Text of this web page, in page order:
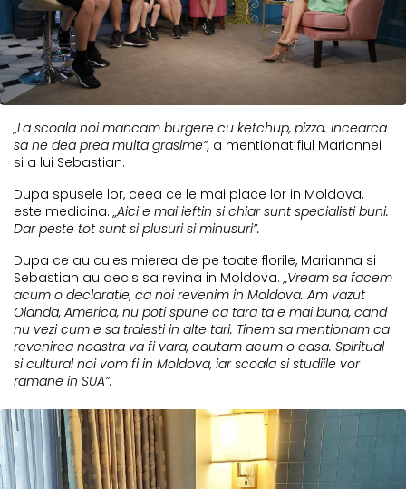
„La scoala noi mancam burgere cu ketchup, pizza. Incearca
sa ne dea prea multa grasime”, a mentionat fiul Mariannei
si a lui Sebastian.
Dupa spusele lor, ceea ce le mai place lor in Moldova,
este medicina.„Aici e mai ieftin si chiar sunt specialisti buni.
Dar peste tot sunt si plusuri si minusuri”.
Dupa ce au cules mierea de pe toate florile, Marianna si
Sebastian au decis sa revina in Moldova.„Vream sa facem
acum o declaratie, ca noi revenim in Moldova. Am vazut
Olanda, America, nu poti spune ca tara ta e mai buna, cand
nu vezi cum e sa traiesti in alte tari. Tinem sa mentionam ca
revenirea noastra va fi vara, cautam acum o casa. Spiritual
si cultural noi vom fi in Moldova, iar scoala si studiile vor
ramane in SUA”.